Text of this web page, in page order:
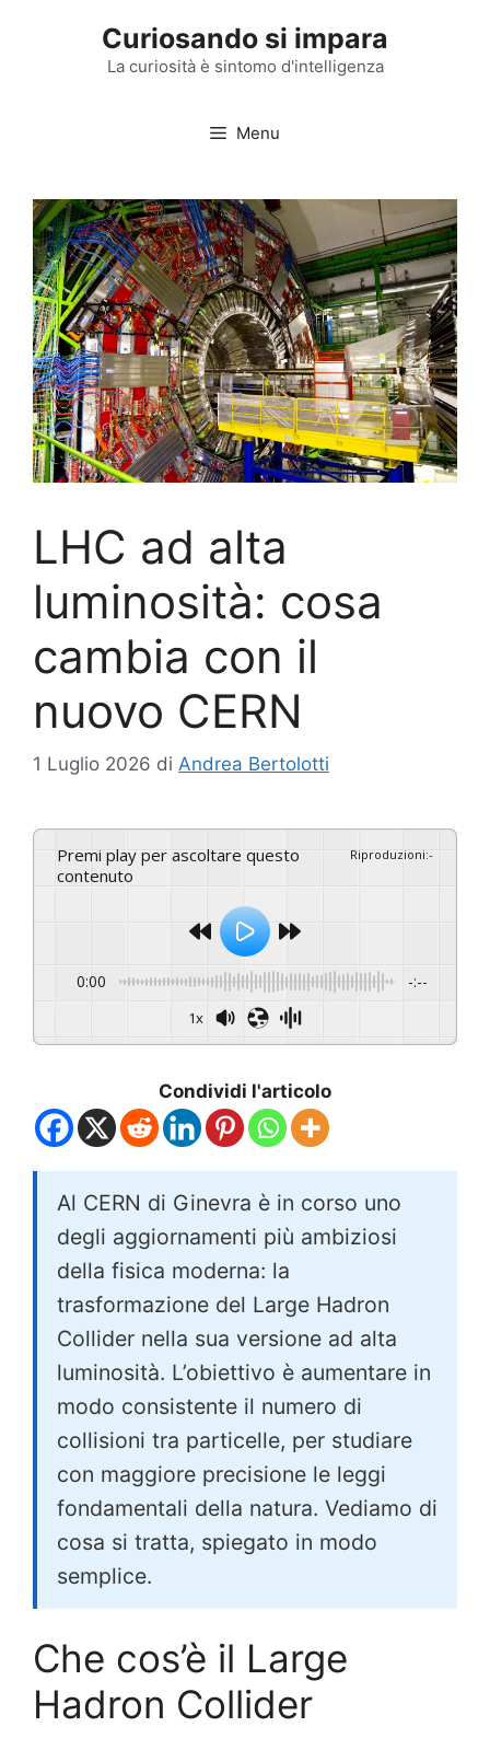
Curiosando si impara
La curiosità è sintomo d'intelligenza
Menu
LHC ad alta
luminosità: cosa
cambia con il
nuovo CERN
1 Luglio 2026 di Andrea Bertolotti
Premi play per ascoltare questo
contenuto
Riproduzioni:-
0:00 -:--
1x
Condividi l'articolo
Al CERN di Ginevra è in corso uno
degli aggiornamenti più ambiziosi
della fisica moderna: la
trasformazione del Large Hadron
Collider nella sua versione ad alta
luminosità. L’obiettivo è aumentare in
modo consistente il numero di
collisioni tra particelle, per studiare
con maggiore precisione le leggi
fondamentali della natura. Vediamo di
cosa si tratta, spiegato in modo
semplice.
Che cos’è il Large
Hadron Collider